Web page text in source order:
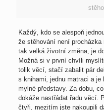
Každý, kdo se alespoň
že stěhování není
tak velká životní změna, je
Možná si v první chvíli
tolik věcí, stačí zabalit pár
s knihami, jednu matraci a je
mylné představy. Za dobu,
dokáže nastřádat řadu věcí.
čtyři, mezitím jste nakoupili